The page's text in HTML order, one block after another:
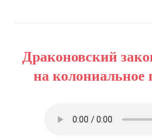
Драконовский
на колониальное